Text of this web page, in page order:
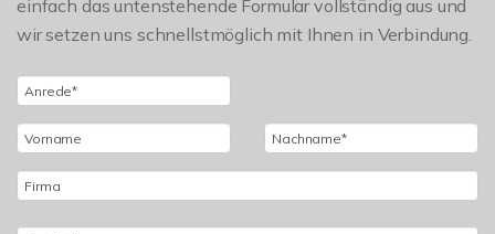
einfach das untenstehende Formular vollständig aus und
wir setzen uns schnellstmöglich mit Ihnen in Verbindung.